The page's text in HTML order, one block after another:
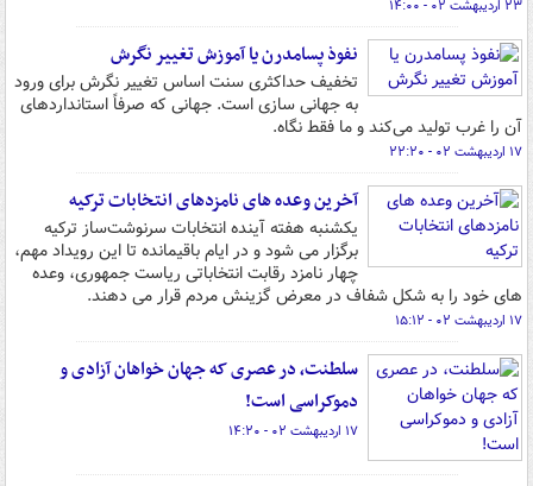
۲۳ اردیبهشت ۰۲ - ۱۴:۰۰
نفوذ پسامدرن یا آموزش تغییر نگرش
تخفیف حداکثری سنت اساس تغییر نگرش برای ورود
به جهانی سازی است. جهانی که صرفاً استانداردهای
آن را غرب تولید می‌کند و ما فقط نگاه.
۱۷ اردیبهشت ۰۲ - ۲۲:۲۰
آخرین وعده های نامزدهای انتخابات ترکیه
یکشنبه هفته آینده انتخابات سرنوشت‌ساز ترکیه
برگزار می شود و در ایام باقیمانده تا این رویداد مهم،
چهار نامزد رقابت انتخاباتی ریاست جمهوری، وعده
های خود را به شکل شفاف در معرض گزینش مردم قرار می دهند.
۱۷ اردیبهشت ۰۲ - ۱۵:۱۲
سلطنت، در عصری که جهان خواهان آزادی و
دموکراسی است!
۱۷ اردیبهشت ۰۲ - ۱۴:۲۰